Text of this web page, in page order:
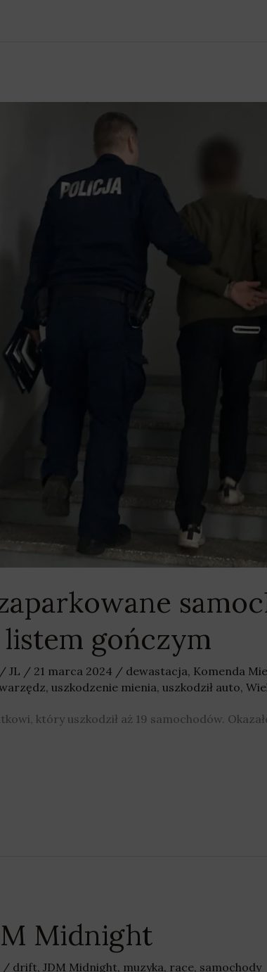
gończym
JL / 21 marca 2024 / dewastacja, Komenda
, uszkodzenie mienia, uszkodził auto,
który uszkodził aż 19 samochodów.
Midnight
/ drift, JDM Midnight, muzyka, race, samochody